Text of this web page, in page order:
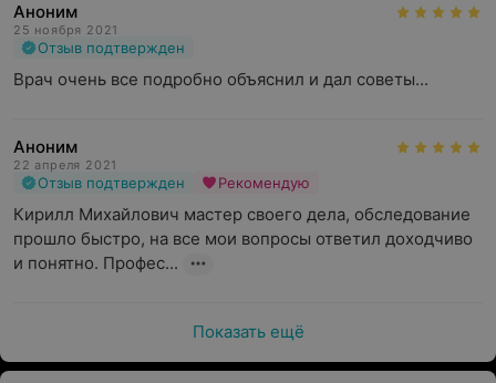
Аноним
25 ноября 2021
Отзыв подтвержден
Врач очень все подробно объяснил и дал советы...
Аноним
22 апреля 2021
Отзыв подтвержден Рекомендую
Кирилл Михайлович мастер своего дела, обследование
прошло быстро, на все мои вопросы ответил доходчиво
и понятно. Профес...
Показать ещё